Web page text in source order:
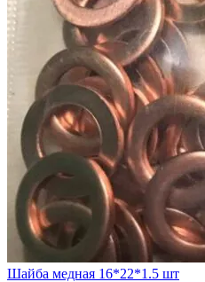
Шайба медная 16*22*1.5 шт